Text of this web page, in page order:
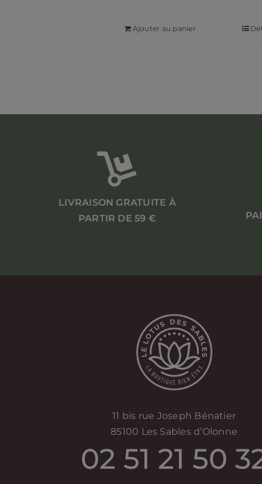
Ajouter au panier
LIVRAISON GRATUITE À
PARTIR DE 59 €
11 bis rue Joseph Bénatier
85100 Les Sables d’Olonne
02 51 21 50